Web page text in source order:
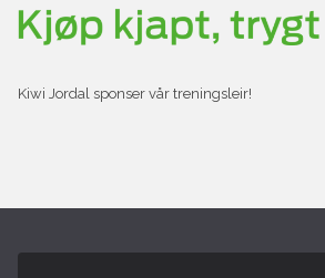
Kiwi Jordal sponser vår treningsleir!